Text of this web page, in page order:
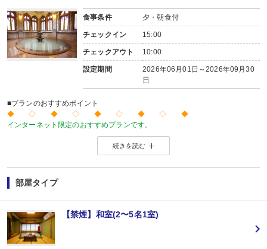
食事条件 夕・朝食付
チェックイン 15:00
チェックアウト 10:00
設定期間
2026年06月01日～2026年09月30
日
■プランのおすすめポイント
◆ ◇ ◆ ◇ ◆ ◇ ◆ ◇ ◆
インターネット限定のおすすめプランです。
温泉旅館から市内のホテルまで人気のお宿をご用意！
※店頭・電話・メールでのお問合せや申込みは出来ません。
◆ ◇ ◆ ◇ ◆ ◇ ◆ ◇ ◆
【ご案内】
・館内は階段、段差が多くなっております。ご注意ください。
■夕食
場所:
宴会場
内容:
和食
【時間】18:00～または18:30～ ※チェックイン時ご案内いたします。
続きを読む
部屋タイプ
【禁煙】和室(2〜5名1室)